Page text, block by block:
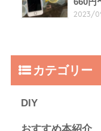
2023/
カテゴリー
DIY
おすすめ本紹介